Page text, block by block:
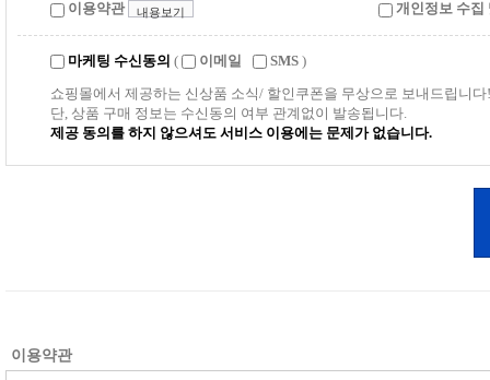
이용약관 내용보기 개인정보 수집
마케팅 수신동의 ( 이메일 SMS )
쇼핑몰에서 제공하는 신상품 소식/ 할인쿠폰을 무상으로 보내드립니다!
단, 상품 구매 정보는 수신동의 여부 관계없이 발송됩니다.
제공 동의를 하지 않으셔도 서비스 이용에는 문제가 없습니다.
이용약관